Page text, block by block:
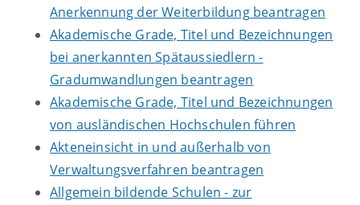
Anerkennung der Weiterbildung beantragen
Akademische Grade, Titel und Bezeichnungen
bei anerkannten Spätaussiedlern -
Gradumwandlungen beantragen
Akademische Grade, Titel und Bezeichnungen
von ausländischen Hochschulen führen
Akteneinsicht in und außerhalb von
Verwaltungsverfahren beantragen
Allgemein bildende Schulen - zur